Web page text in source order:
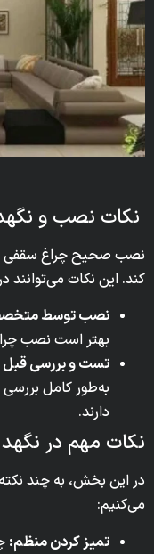
نکات نصب و
نصب صحیح چراغ سقفی
کند. این نکات می‌توانند
نصب توسط
بهتر است نصب
تست و بررسی قبل
به‌طور کامل
دارند.
نکات مهم در
در این بخش، به چند نکته
می‌کنیم:
تمیز کردن منظم: